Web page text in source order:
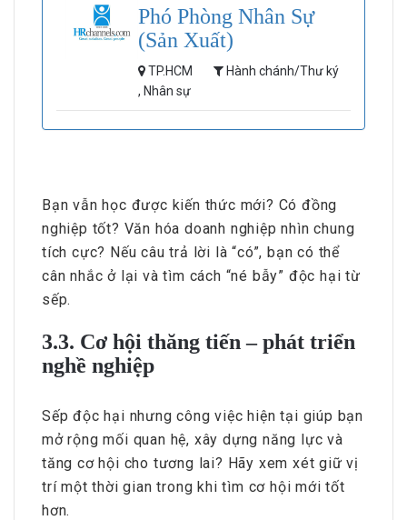
Phó Phòng Nhân Sự
(Sản Xuất)
TP.HCM
Hành chánh/Thư ký
, Nhân sự
Bạn vẫn học được kiến thức mới? Có đồng
nghiệp tốt? Văn hóa doanh nghiệp nhìn chung
tích cực? Nếu câu trả lời là “có”, bạn có thể
cân nhắc ở lại và tìm cách “né bẫy” độc hại từ
sếp.
3.3. Cơ hội thăng tiến – phát triển
nghề nghiệp
Sếp độc hại nhưng công việc hiện tại giúp bạn
mở rộng mối quan hệ, xây dựng năng lực và
tăng cơ hội cho tương lai? Hãy xem xét giữ vị
trí một thời gian trong khi tìm cơ hội mới tốt
hơn.